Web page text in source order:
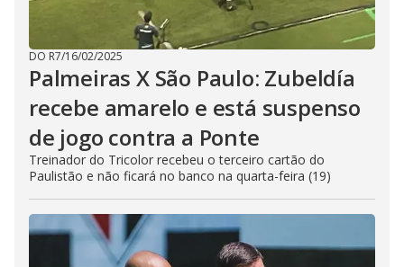
DO R7/16/02/2025
Palmeiras X São Paulo: Zubeldía
recebe amarelo e está suspenso
de jogo contra a Ponte
Treinador do Tricolor recebeu o terceiro cartão do
Paulistão e não ficará no banco na quarta-feira (19)